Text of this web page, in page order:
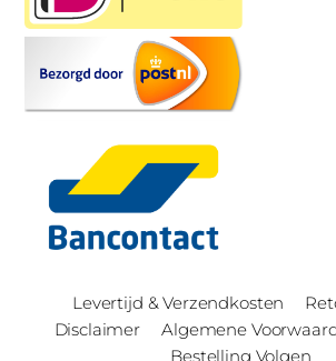
Levertijd & Verzendkosten
Disclaimer
Algemene
Bestelling Volgen